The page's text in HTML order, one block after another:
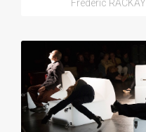
Frédéric RACKAY